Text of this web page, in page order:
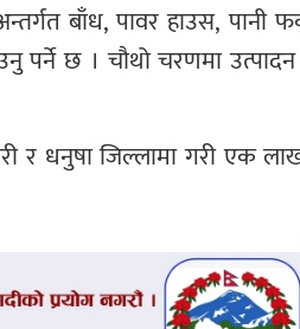
बाँध, पावर हाउस, पानी
पर्ने छ । चौथो चरणमा
र धनुषा जिल्लामा गरी एक